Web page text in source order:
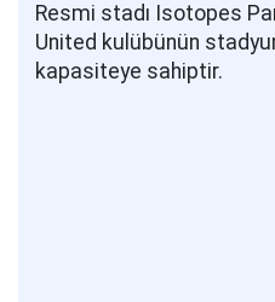
Resmi stadı Isotopes
United kulübünün
kapasiteye sahiptir.